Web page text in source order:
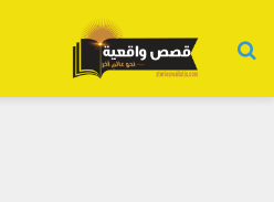
بحث عن